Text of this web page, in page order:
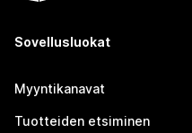
Sovellusluokat
Myyntikanavat
Tuotteiden etsiminen